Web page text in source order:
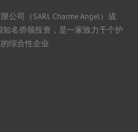
公司（SARL Charme Angel）成
名侨领投资，是一家致力于个护
综合性企业